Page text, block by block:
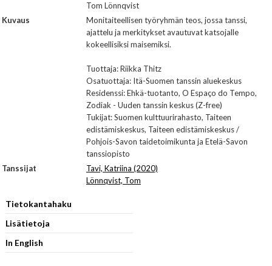
Tom Lönnqvist
Kuvaus
Monitaiteellisen työryhmän teos, jossa tanssi,
ajattelu ja merkitykset avautuvat katsojalle
kokeellisiksi maisemiksi.
Tuottaja: Riikka Thitz
Osatuottaja: Itä-Suomen tanssin aluekeskus
Residenssi: Ehkä-tuotanto, O Espaço do Tempo,
Zodiak - Uuden tanssin keskus (Z-free)
Tukijat: Suomen kulttuurirahasto, Taiteen
edistämiskeskus, Taiteen edistämiskeskus /
Pohjois-Savon taidetoimikunta ja Etelä-Savon
tanssiopisto
Tanssijat
Tavi, Katriina (2020)
Lönnqvist, Tom
Tietokantahaku
Lisätietoja
In English